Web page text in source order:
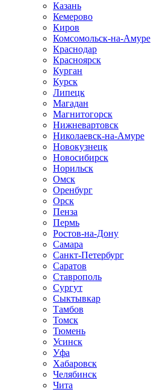
Казань
Кемерово
Киров
Комсомольск-на-Амуре
Краснодар
Красноярск
Курган
Курск
Липецк
Магадан
Магнитогорск
Нижневартовск
Николаевск-на-Амуре
Новокузнецк
Новосибирск
Норильск
Омск
Оренбург
Орск
Пенза
Пермь
Ростов-на-Дону
Самара
Санкт-Петербург
Саратов
Ставрополь
Сургут
Сыктывкар
Тамбов
Томск
Тюмень
Усинск
Уфа
Хабаровск
Челябинск
Чита